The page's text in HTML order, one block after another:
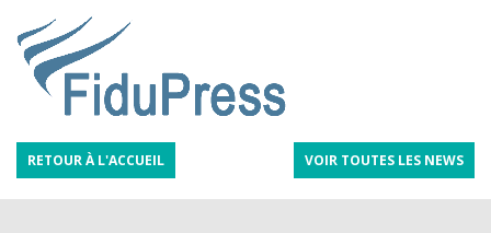
RETOUR À L'ACCUEIL VOIR TOUTES LES NEWS